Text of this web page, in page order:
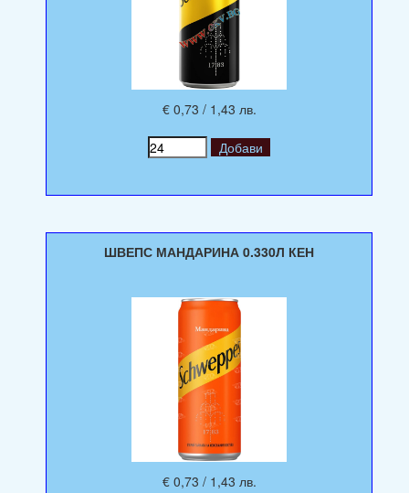
€ 0,73 / 1,43 лв.
ШВЕПС МАНДАРИНА 0.330Л КЕН
€ 0,73 / 1,43 лв.